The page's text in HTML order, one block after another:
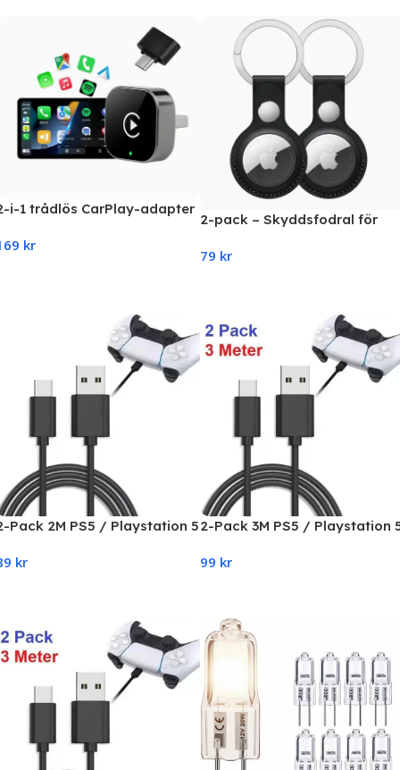
i-1 trådlös CarPlay-adapter
– smart mini-box
kr
2-pack – Skyddsfodral för
79 kr
Pack 2M PS5 / Playstation 5
kr
2-Pack 3M PS5 / Playstation
99 kr